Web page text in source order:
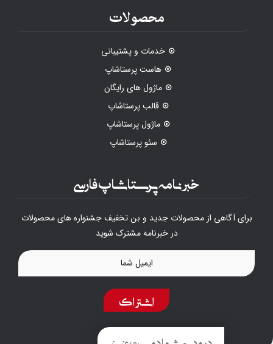
محصولات
خدمات و پشتیبانی
هاست پرستاشاپ
ماژول های رایگان
قالب پرستاشاپ
ماژول پرستاشاپ
سئو پرستاشاپ
خبرنامه پرستاشاپ فارسی
برای آگاهی از محصولات جدید و بن تخفیف جشنواره های محصولات
در خبرنامه مشترک شوید
اشتراک